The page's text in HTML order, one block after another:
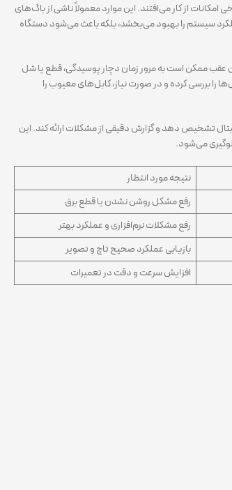
از کار می‌افتند. این موارد معمولاً ناشی از باگ‌های
سیستم را بهبود می‌بخشد، بلکه باعث می‌شود دستگاه
عقب ممکن است به مرور زمان دچار پوسیدگی، قطع یا شل
بررسی کرده و در صورت نیاز، کابل‌های معیوب را
تشخیص دهد و گزارش دقیقی از مشکلات ارائه کند. این
می‌شود.
نتیجه مورد انتظار
رفع مشکل روشن نشدن یا قطع برق
رفع مشکلات نرم‌افزاری و عملکرد بهتر
بازیابی عملکرد صحیح تاچ و تصویر
افزایش سرعت و دقت در تعمیرات